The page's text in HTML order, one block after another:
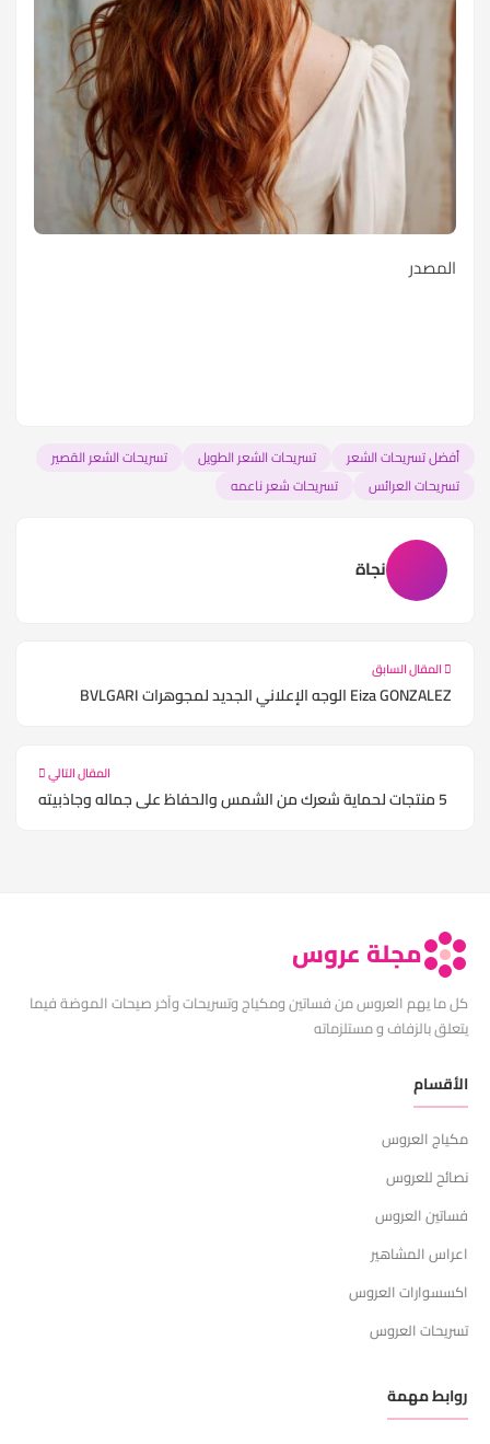
المصدر
أفضل تسريحات الشعر تسريحات الشعر الطويل
تسريحات الشعر القصير
تسريحات العرائس
تسريحات شعر ناعمه
نجاة
المقال السابق
Eiza GONZALEZ الوجه الإعلاني الجديد لمجوهرات BVLGARI
المقال التالي
5 منتجات لحماية شعرك من الشمس والحفاظ على جماله وجاذبيته
مجلة عروس
كل ما يهم العروس من فساتين ومكياج وتسريحات وآخر صيحات الموضة فيما
يتعلق بالزفاف و مستلزماته
الأقسام
مكياج العروس
نصائح للعروس
فساتين العروس
اعراس المشاهير
اكسسوارات العروس
تسريحات العروس
روابط مهمة